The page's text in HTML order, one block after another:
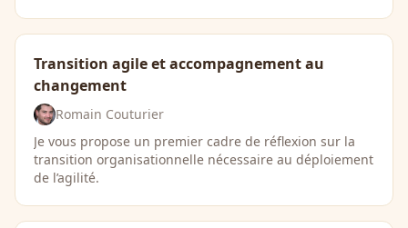
Transition agile et accompagnement au
changement
Romain Couturier
Je vous propose un premier cadre de réflexion sur la
transition organisationnelle nécessaire au déploiement
de l’agilité.